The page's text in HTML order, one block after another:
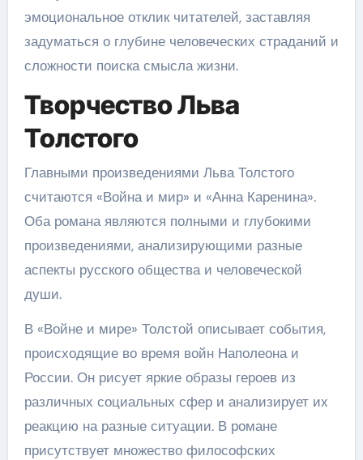
эмоциональное отклик читателей, заставляя
задуматься о глубине человеческих страданий и
сложности поиска смысла жизни.
Творчество Льва
Толстого
Главными произведениями Льва Толстого
считаются «Война и мир» и «Анна Каренина».
Оба романа являются полными и глубокими
произведениями, анализирующими разные
аспекты русского общества и человеческой
души.
В «Войне и мире» Толстой описывает события,
происходящие во время войн Наполеона и
России. Он рисует яркие образы героев из
различных социальных сфер и анализирует их
реакцию на разные ситуации. В романе
присутствует множество философских